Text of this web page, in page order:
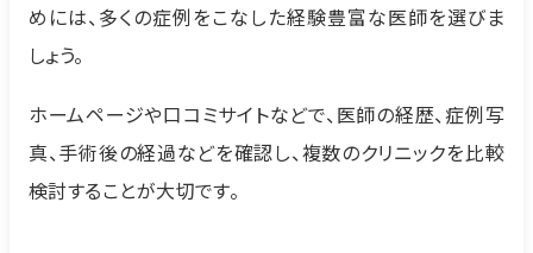
めには、多くの症例をこなした経験豊富な医師を選びま
しょう。
ホームページや口コミサイトなどで、医師の経歴、症例写
真、手術後の経過などを確認し、複数のクリニックを比較
検討することが大切です。